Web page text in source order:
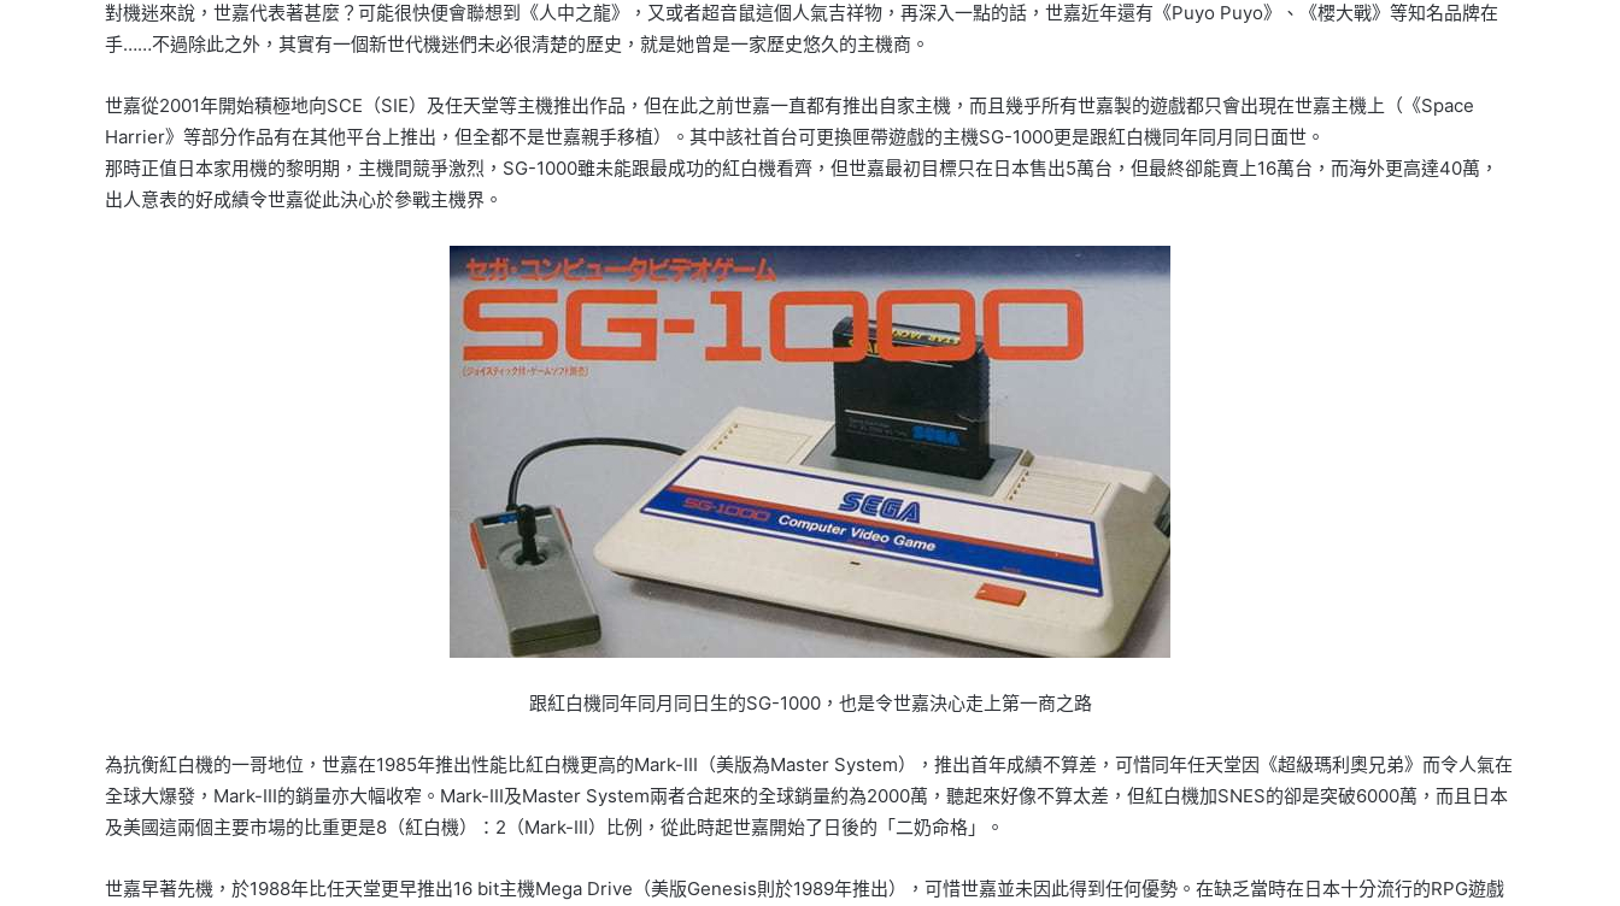
對機迷來說，世嘉代表著甚麼？可能很快便會聯想到《人中之龍》，又或者超音鼠這個人氣吉祥物，再深入一點的話，世嘉近年還有《Puyo Puyo》、《櫻大戰》等知名品牌在
手……不過除此之外，其實有一個新世代機迷們未必很清楚的歷史，就是她曾是一家歷史悠久的主機商。
世嘉從2001年開始積極地向SCE（SIE）及任天堂等主機推出作品，但在此之前世嘉一直都有推出自家主機，而且幾乎所有世嘉製的遊戲都只會出現在世嘉主機上（《Space
Harrier》等部分作品有在其他平台上推出，但全都不是世嘉親手移植）。其中該社首台可更換匣帶遊戲的主機SG-1000更是跟紅白機同年同月同日面世。
那時正值日本家用機的黎明期，主機間競爭激烈，SG-1000雖未能跟最成功的紅白機看齊，但世嘉最初目標只在日本售出5萬台，但最終卻能賣上16萬台，而海外更高達40萬，
出人意表的好成績令世嘉從此決心於參戰主機界。
跟紅白機同年同月同日生的SG-1000，也是令世嘉決心走上第一商之路
為抗衡紅白機的一哥地位，世嘉在1985年推出性能比紅白機更高的Mark-III（美版為Master System），推出首年成績不算差，可惜同年任天堂因《超級瑪利奧兄弟》而令人氣在
全球大爆發，Mark-III的銷量亦大幅收窄。Mark-III及Master System兩者合起來的全球銷量約為2000萬，聽起來好像不算太差，但紅白機加SNES的卻是突破6000萬，而且日本
及美國這兩個主要市場的比重更是8（紅白機）：2（Mark-III）比例，從此時起世嘉開始了日後的「二奶命格」。
世嘉早著先機，於1988年比任天堂更早推出16 bit主機Mega Drive（美版Genesis則於1989年推出），可惜世嘉並未因此得到任何優勢。在缺乏當時在日本十分流行的RPG遊戲